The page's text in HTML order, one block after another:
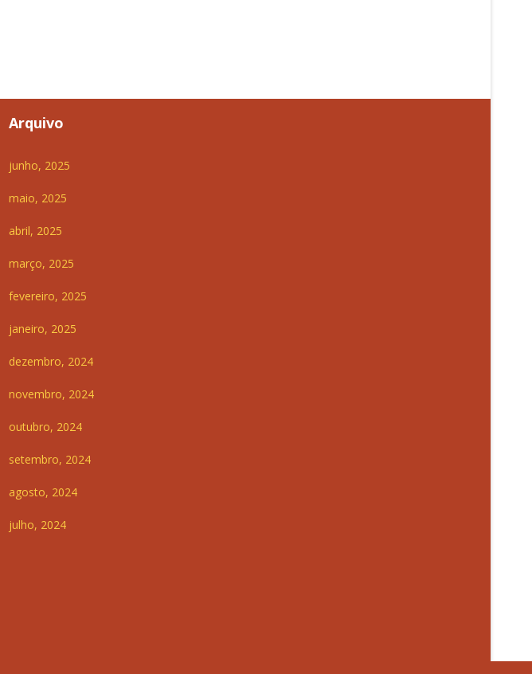
Arquivo
junho, 2025
maio, 2025
abril, 2025
março, 2025
fevereiro, 2025
janeiro, 2025
dezembro, 2024
novembro, 2024
outubro, 2024
setembro, 2024
agosto, 2024
julho, 2024